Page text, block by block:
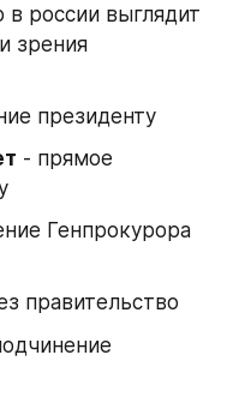
россии выглядит
зрения
президенту
- прямое
Генпрокурора
правительство